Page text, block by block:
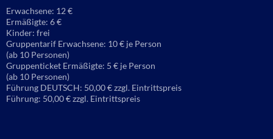
Erwachsene: 12 €
Ermäßigte: 6 €
Kinder: frei
Gruppentarif Erwachsene: 10 € je Person
(ab 10 Personen)
Gruppenticket Ermäßigte: 5 € je Person
(ab 10 Personen)
Führung DEUTSCH: 50,00 € zzgl. Eintrittspreis
Führung: 50,00 € zzgl. Eintrittspreis